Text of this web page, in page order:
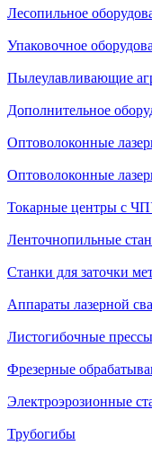
Лесопильное
Упаковочное
Пылеулавливающие
Дополнительное
Оптоволоконные
Оптоволоконные
Токарные центры с
Ленточнопильные
Станки для заточки
Аппараты лазерной
Листогибочные прессы
Фрезерные
Электроэрозионные
Трубогибы